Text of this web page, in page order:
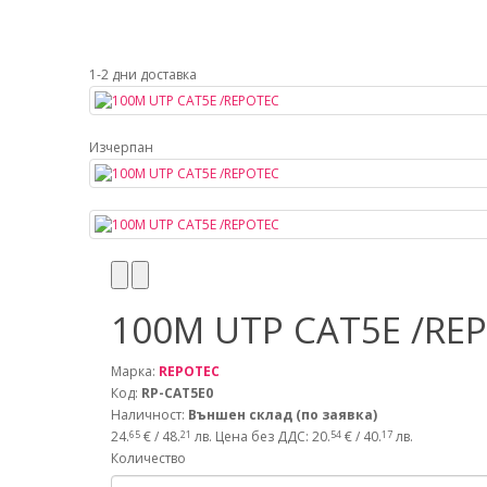
1-2 дни доставка
Изчерпан
100M UTP CAT5E /
Марка: REPOTEC
Код: RP-CAT5E0
Наличност: Външен склад (по заявка)
24.65 € / 48.21 лв. Цена без ДДС: 20.54 € / 40.17 лв.
Количество